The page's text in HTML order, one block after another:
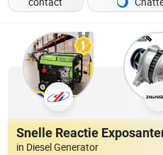
Snelle Reactie
in Diesel Generator